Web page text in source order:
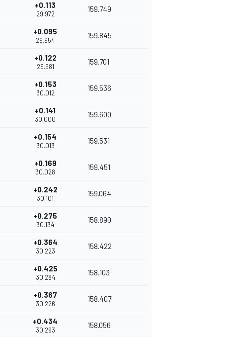
+0.113
29.972
159.749
+0.095
29.954
159.845
+0.122
29.981
159.701
+0.153
30.012
159.536
+0.141
30.000
159.600
+0.154
30.013
159.531
+0.169
30.028
159.451
+0.242
30.101
159.064
+0.275
30.134
158.890
+0.364
30.223
158.422
+0.425
30.284
158.103
+0.367
30.226
158.407
+0.434
30.293
158.056